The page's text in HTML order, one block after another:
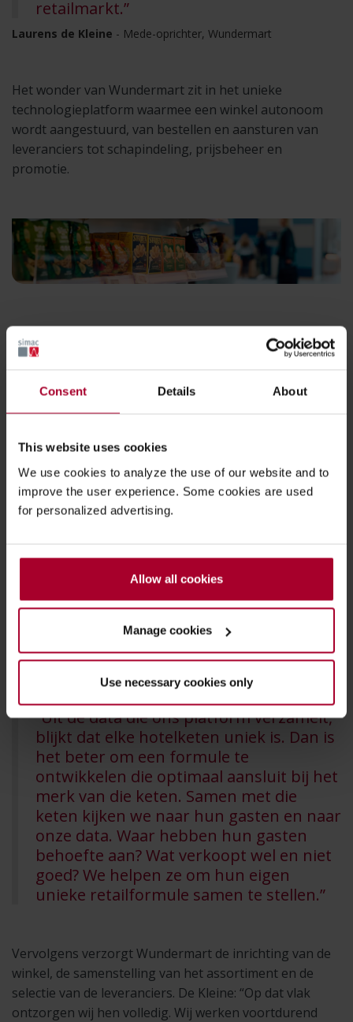
Consent Details About
This website uses cookies
We use cookies to analyze the use of our website and to
improve the user experience. Some cookies are used
for personalized advertising.
Allow all cookies
Manage cookies
Use necessary cookies only
retailmarkt.”
Laurens de Kleine - Mede-oprichter, Wundermart
Het wonder van Wundermart zit in het unieke
technologieplatform waarmee een winkel autonoom
wordt aangestuurd, van bestellen en aansturen van
leveranciers tot schapindeling, prijsbeheer en
promotie.
Patrick Dekker hun concept voor het eerst aan de
hotel- en kantorenmarkt. In hotels van NH, Marriott,
Radisson, Hilton en Accor zijn inmiddels winkels
overeenkomst met de wereldwijde kantoorverhuurder
IGW, die winkels wil openen in onder meer de kantoren
van Regus. “Wij zijn nu actief in Nederland, België,
Duitsland en het Verenigd Koninkrijk”, licht De Kleine
Boven de eerste winkels prijkte nog de naam
Wundermart heeft niet de ambitie om een eigen
retailformule neer te zetten.
“Uit de data die ons platform verzamelt,
blijkt dat elke hotelketen uniek is. Dan is
het beter om een formule te
ontwikkelen die optimaal aansluit bij het
merk van die keten. Samen met die
keten kijken we naar hun gasten en naar
onze data. Waar hebben hun gasten
behoefte aan? Wat verkoopt wel en niet
goed? We helpen ze om hun eigen
unieke retailformule samen te stellen.”
Vervolgens verzorgt Wundermart de inrichting van de
winkel, de samenstelling van het assortiment en de
selectie van de leveranciers. De Kleine: “Op dat vlak
ontzorgen wij hen volledig. Wij werken voortdurend